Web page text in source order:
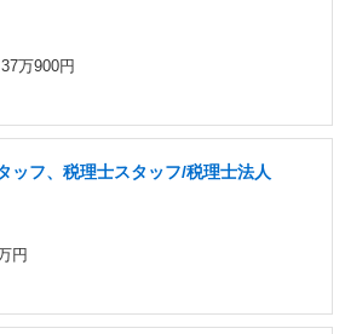
万900円
ッフ、税理士スタッフ/税理士法人
円